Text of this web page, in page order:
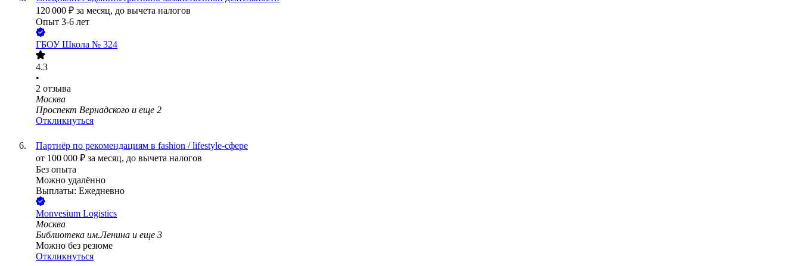
120 000 ₽ за месяц, до вычета налогов
Опыт 3-6 лет
ГБОУ Школа № 324
4.3
•
2 отзыва
Москва
Проспект Вернадского и еще 2
Откликнуться
Партнёр по рекомендациям в fashion / lifestyle-сфере
от 100 000 ₽ за месяц, до вычета налогов
Без опыта
Можно удалённо
Выплаты: Ежедневно
Monvesium Logistics
Москва
Библиотека им.Ленина и еще 3
Можно без резюме
Откликнуться